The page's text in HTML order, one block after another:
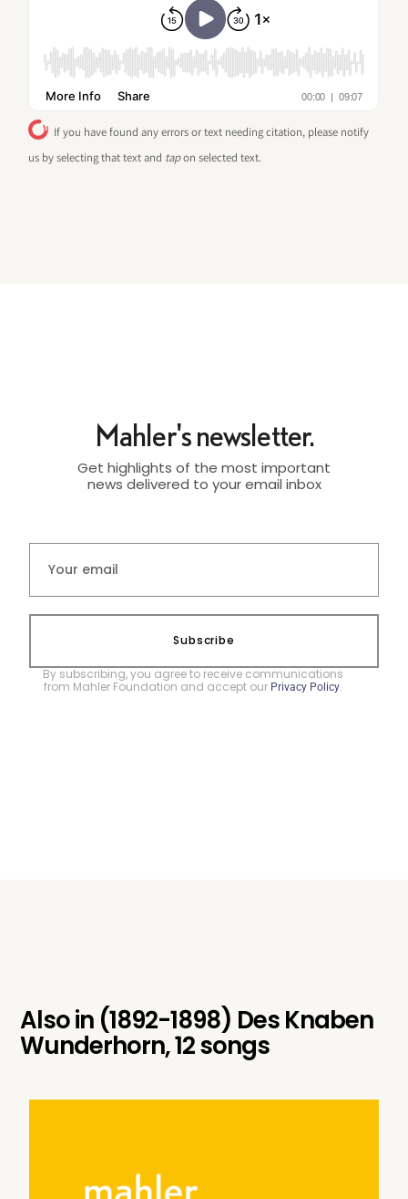
If you have found any errors or text needing citation, please notify
us by selecting that text and tapon selected text.
Mahler's newsletter.
Get highlights of the most important
news delivered to your email inbox
Subscribe
By subscribing, you agree to receive communications
from Mahler Foundation and accept our Privacy Policy.
Also in (1892-1898) Des Knaben
Wunderhorn, 12 songs